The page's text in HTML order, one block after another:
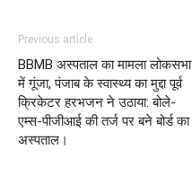
Previous article
BBMB अस्पताल का मामला लोकसभा
में गूंजा, पंजाब के स्वास्थ्य का मुद्दा पूर्व
क्रिकेटर हरभजन ने उठाया: बोले-
एम्स-पीजीआई की तर्ज पर बने बोर्ड का
अस्पताल।